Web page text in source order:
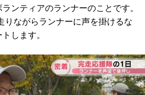
ンティアのランナーのことです。
りながらランナーに声を掛けるな
します。